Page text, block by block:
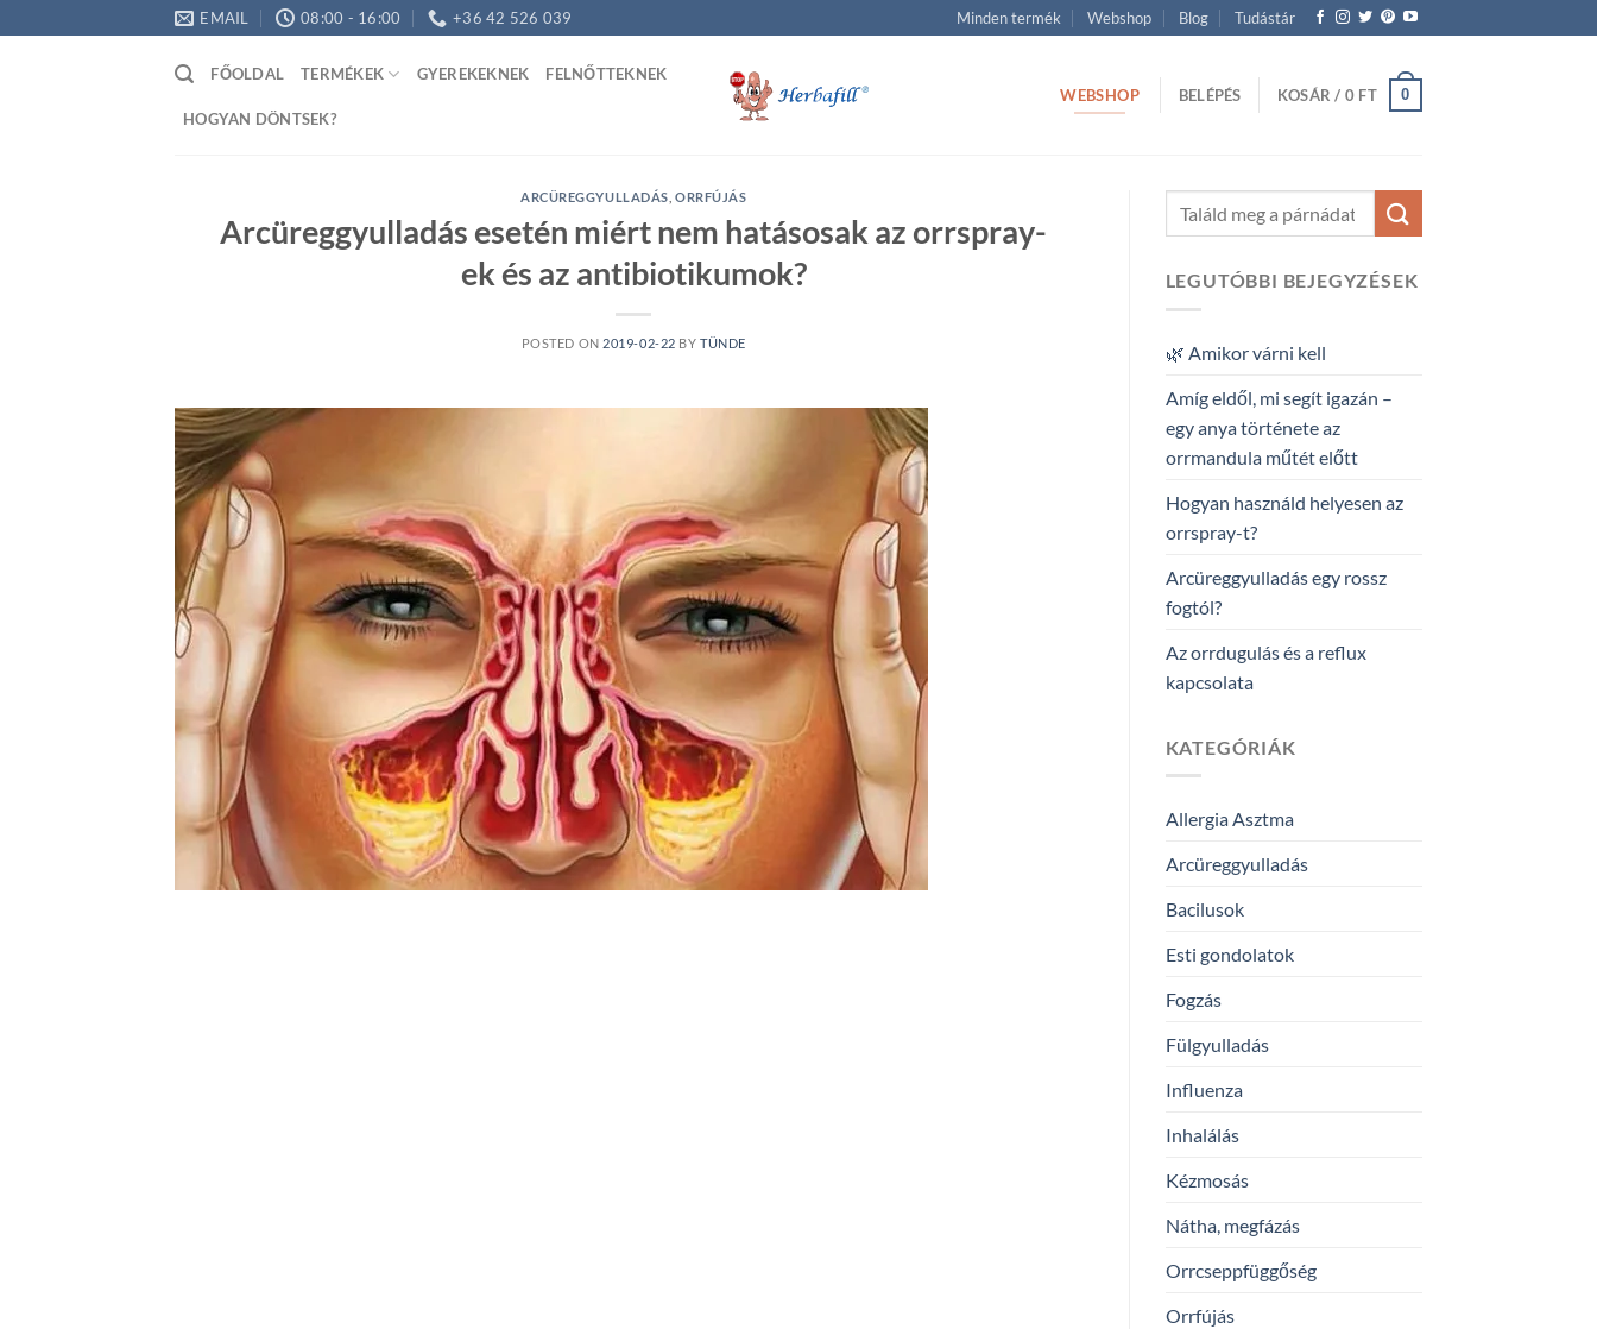
to
EMAIL 08:00 - 16:00 +36 42 526 039 Minden termék Webshop Blog Tudástár
FŐOLDAL TERMÉKEK GYEREKEKNEK FELNŐTTEKNEK
HOGYAN DÖNTSEK?
WEBSHOP BELÉPÉS KOSÁR / 0 FT 0
ARCÜREGGYULLADÁS ,ORRFÚJÁS
Arcüreggyulladás esetén miért nem hatásosak az orrspray-
ek és az antibiotikumok?
POSTED ON 2019-02-22 BYTÜNDE
LEGUTÓBBI BEJEGYZÉSEK
🌿 Amikor várni kell
Amíg eldől, mi segít igazán –
egy anya története az
orrmandula műtét előtt
Hogyan használd helyesen az
orrspray-t?
Arcüreggyulladás egy rossz
fogtól?
Az orrdugulás és a reflux
kapcsolata
KATEGÓRIÁK
Allergia Asztma
Arcüreggyulladás
Bacilusok
Esti gondolatok
Fogzás
Fülgyulladás
Influenza
Inhalálás
Kézmosás
Nátha, megfázás
Orrcseppfüggőség
Orrfújás